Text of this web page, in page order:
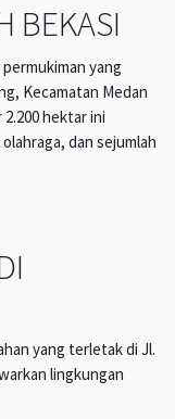
BEKASI
yang
Kecamatan Medan
hektar ini
dan sejumlah
yang terletak di Jl.
lingkungan